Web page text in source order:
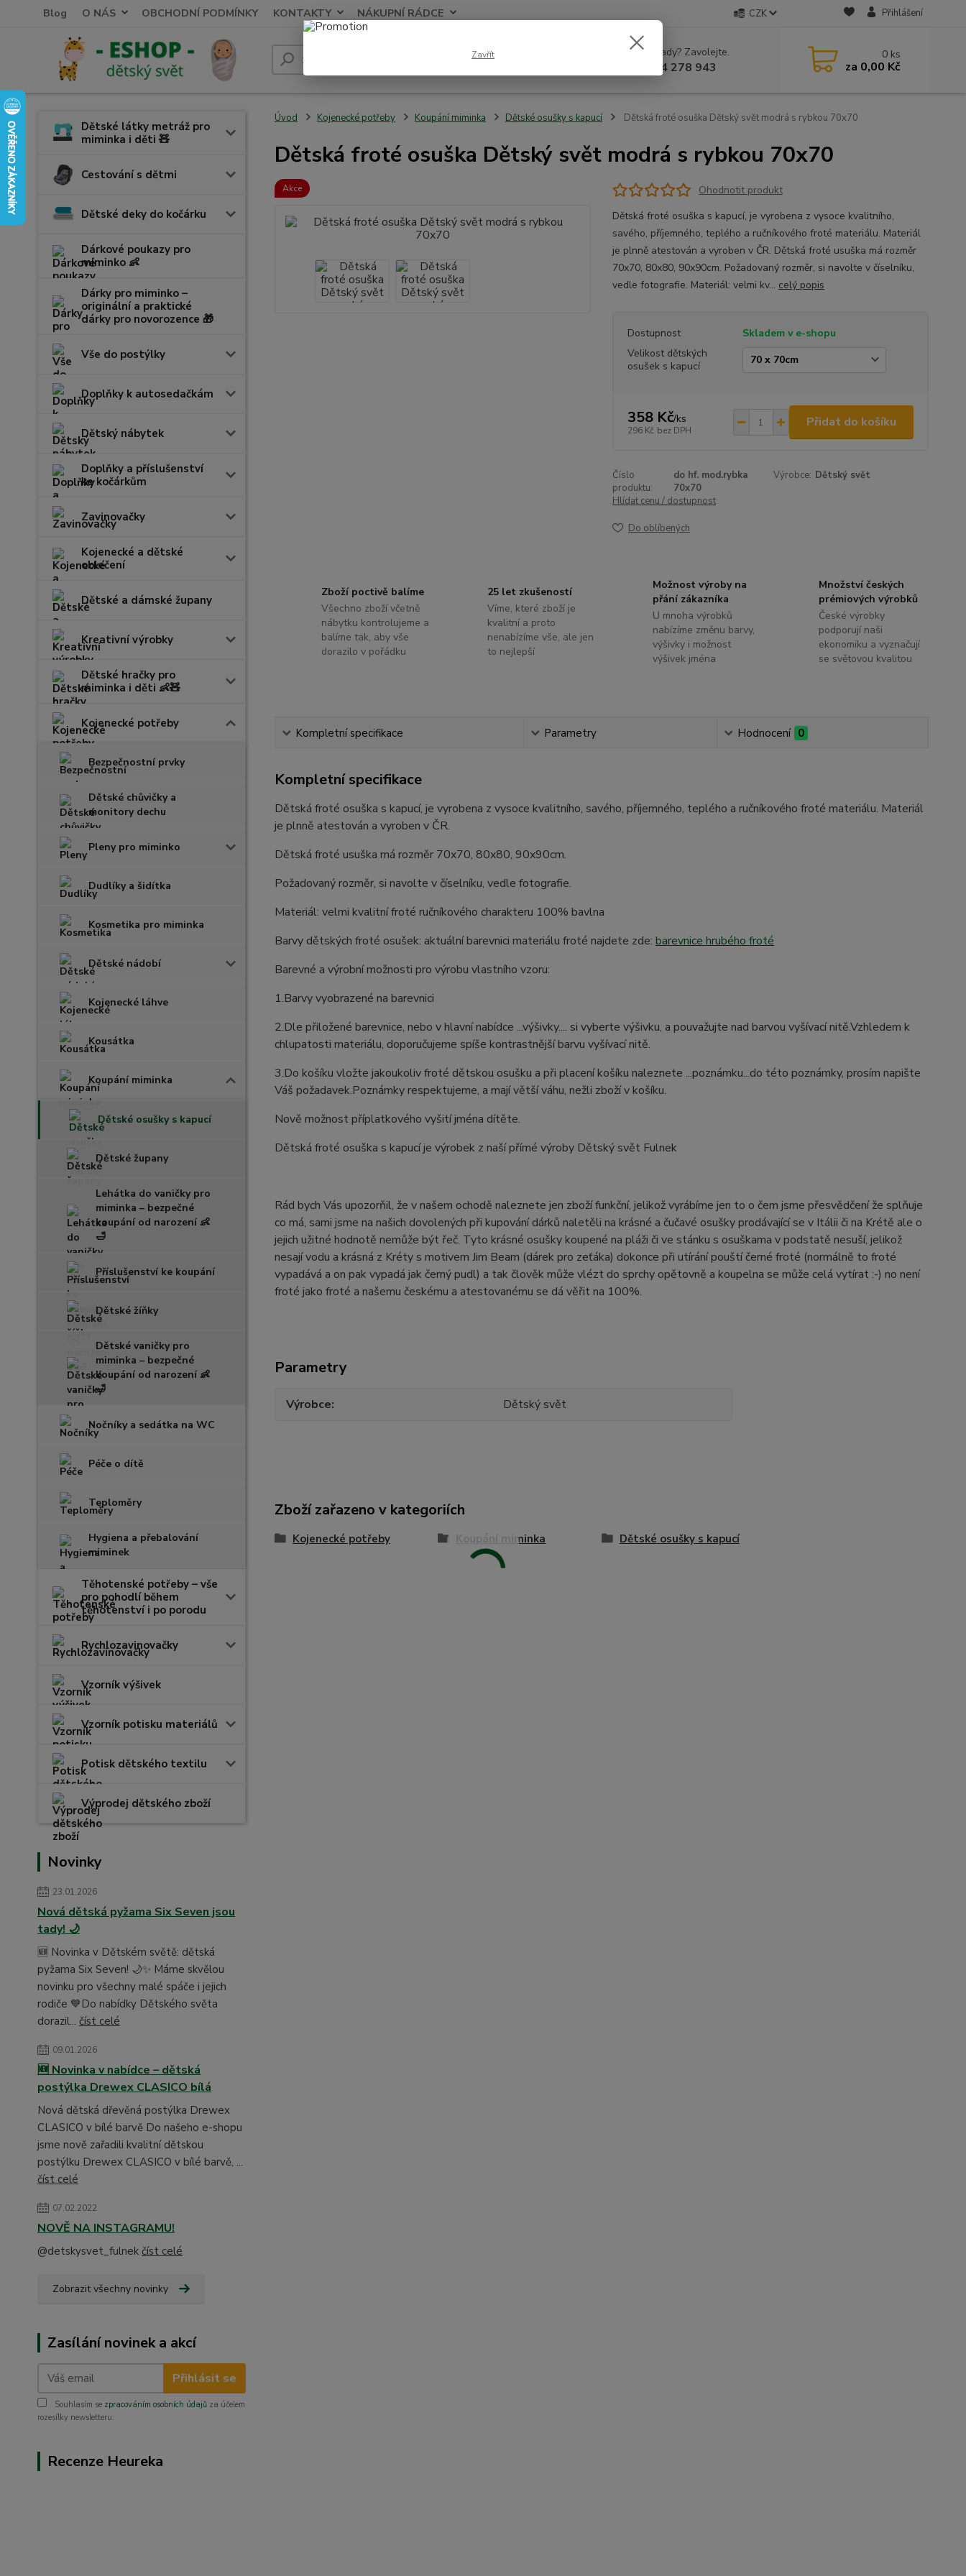
Blog O NÁS OBCHODNÍ PODMÍNKY KONTAKTY NÁKUPNÍ RÁDCE CZK Přihlášení
Hledat Nevíte si rady? Zavolejte.
+420 604 278 943
0 ks
za 0,00 Kč
Dětské látky metráž pro
miminka i děti 🧸
Cestování s dětmi
Dětské deky do kočárku
Dárkové poukazy pro
miminko 👶
Dárky pro miminko –
originální a praktické
dárky pro novorozence 🎁
Vše do postýlky
Doplňky k autosedačkám
Dětský nábytek
Doplňky a příslušenství
ke kočárkům
Zavinovačky
Kojenecké a dětské
oblečení
Dětské a dámské župany
Kreativní výrobky
Dětské hračky pro
miminka i děti 👶🧸
Kojenecké potřeby
Bezpečnostní prvky
Dětské chůvičky a
monitory dechu
Pleny pro miminko
Dudlíky a šidítka
Kosmetika pro miminka
Dětské nádobí
Kojenecké láhve
Kousátka
Koupání miminka
Dětské osušky s kapucí
Dětské župany
Lehátka do vaničky pro
miminka – bezpečné
koupání od narození 👶
🛁
Příslušenství ke koupání
Dětské žíňky
Dětské vaničky pro
miminka – bezpečné
koupání od narození 👶
🛁
Nočníky a sedátka na WC
Péče o dítě
Teploměry
Hygiena a přebalování
miminek
Těhotenské potřeby – vše
pro pohodlí během
těhotenství i po porodu
Rychlozavinovačky
Vzorník výšivek
Vzorník potisku materiálů
Potisk dětského textilu
Výprodej dětského zboží
Novinky
23.01.2026
Nová dětská pyžama Six Seven jsou
tady! 🌙
🆕 Novinka v Dětském světě: dětská
pyžama Six Seven! 🌙✨ Máme skvělou
novinku pro všechny malé spáče i jejich
rodiče 💙Do nabídky Dětského světa
dorazil... číst celé
09.01.2026
🆕 Novinka v nabídce – dětská
postýlka Drewex CLASICO bílá
Nová dětská dřevěná postýlka Drewex
CLASICO v bílé barvě Do našeho e-shopu
jsme nově zařadili kvalitní dětskou
postýlku Drewex CLASICO v bílé barvě, ...
číst celé
07.02.2022
NOVĚ NA INSTAGRAMU!
@detskysvet_fulnek číst celé
Zobrazit všechny novinky
Zasílání novinek a akcí
Přihlásit se
Souhlasím se zpracováním osobních údajů za účelem
rozesílky newsletteru.
Recenze Heureka
Úvod Kojenecké potřeby Koupání miminka Dětské osušky s kapucí Dětská froté osuška Dětský svět modrá s rybkou 70x70
Dětská froté osuška Dětský svět modrá s rybkou 70x70
Akce
Ohodnotit produkt
Dětská froté osuška s kapucí, je vyrobena z vysoce kvalitního,
savého, příjemného, teplého a ručníkového froté materiálu. Materiál
je plnně atestován a vyroben v ČR. Dětská froté usuška má rozměr
70x70, 80x80, 90x90cm. Požadovaný rozměr, si navolte v číselníku,
vedle fotografie. Materiál: velmi kv... celý popis
Dostupnost
Skladem v e-shopu
Velikost dětských
osušek s kapucí
358 Kč/ks
296 Kč bez DPH
Přidat do košíku
Číslo
produktu:
do hf. mod.rybka
70x70
Výrobce: Dětský svět
Hlídat cenu / dostupnost
Do oblíbených
Zboží poctivě balíme
Všechno zboží včetně
nábytku kontrolujeme a
balíme tak, aby vše
dorazilo v pořádku
25 let zkušeností
Víme, které zboží je
kvalitní a proto
nenabízíme vše, ale jen
to nejlepší
Možnost výroby na
přání zákazníka
U mnoha výrobků
nabízíme změnu barvy,
výšivky i možnost
výšivek jména
Množství českých
prémiových výrobků
České výrobky
podporují naši
ekonomiku a vyznačují
se světovou kvalitou
Kompletní specifikace Parametry Hodnocení 0
Kompletní specifikace
Dětská froté osuška s kapucí, je vyrobena z vysoce kvalitního, savého, příjemného, teplého a ručníkového froté materiálu. Materiál
je plnně atestován a vyroben v ČR.
Dětská froté usuška má rozměr 70x70, 80x80, 90x90cm.
Požadovaný rozměr, si navolte v číselníku, vedle fotografie.
Materiál: velmi kvalitní froté ručníkového charakteru 100% bavlna
Barvy dětských froté osušek: aktuální barevnici materiálu froté najdete zde: barevnice hrubého froté
Barevné a výrobní možnosti pro výrobu vlastního vzoru:
1.Barvy vyobrazené na barevnici
2.Dle přiložené barevnice, nebo v hlavní nabídce ...výšivky.... si vyberte výšivku, a pouvažujte nad barvou vyšívací nitě.Vzhledem k
chlupatosti materiálu, doporučujeme spíše kontrastnější barvu vyšívací nitě.
3.Do košíku vložte jakoukoliv froté dětskou osušku a při placení košíku naleznete ...poznámku...do této poznámky, prosím napište
Váš požadavek.Poznámky respektujeme, a mají větší váhu, nežli zboží v košíku.
Nově možnost příplatkového vyšití jména dítěte.
Dětská froté osuška s kapucí je výrobek z naší přímé výroby Dětský svět Fulnek
Rád bych Vás upozorňil, že v našem ochodě naleznete jen zboží funkční, jelikož vyrábíme jen to o čem jsme přesvědčení že splňuje
co má, sami jsme na našich dovolených při kupování dárků naletěli na krásné a čučavé osušky prodávající se v Itálii či na Krétě ale o
jejich užitné hodnotě nemůže být řeč. Tyto krásné osušky koupené na pláži či ve stánku s osuškama v podstatě nesuší, jelikož
nesají vodu a krásná z Kréty s motivem Jim Beam (dárek pro zeťáka) dokonce při utírání pouští černé froté (normálně to froté
vypadává a on pak vypadá jak černý pudl) a tak člověk může vlézt do sprchy opětovně a koupelna se může celá vytírat :-) no není
froté jako froté a našemu českému a atestovanému se dá věřit na 100%.
Parametry
Výrobce Dětský svět
Zboží zařazeno v kategoriích
Kojenecké potřeby Koupání miminka Dětské osušky s kapucí
Zavřít